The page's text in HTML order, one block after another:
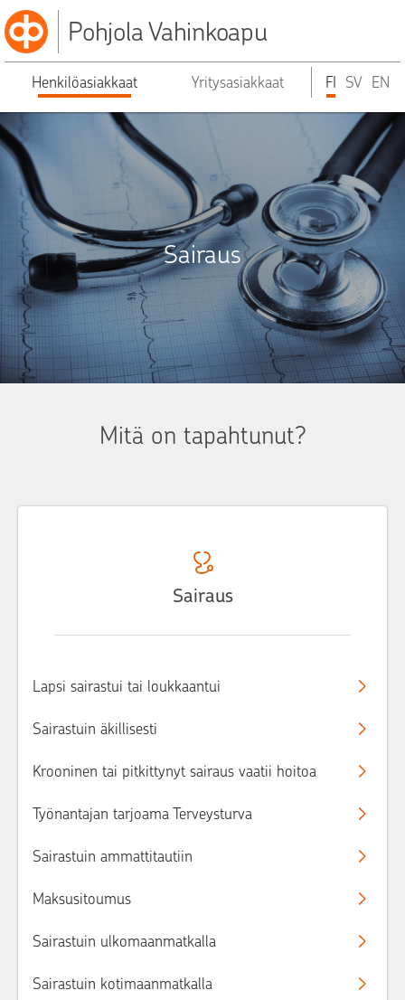
Pohjola Vahinkoapu
Henkilöasiakkaat Yritysasiakkaat FI SV EN
Sairaus
Mitä on tapahtunut?
Sairaus
Lapsi sairastui tai loukkaantui
Sairastuin äkillisesti
Krooninen tai pitkittynyt sairaus vaatii hoitoa
Työnantajan tarjoama Terveysturva
Sairastuin ammattitautiin
Maksusitoumus
Sairastuin ulkomaanmatkalla
Sairastuin kotimaanmatkalla